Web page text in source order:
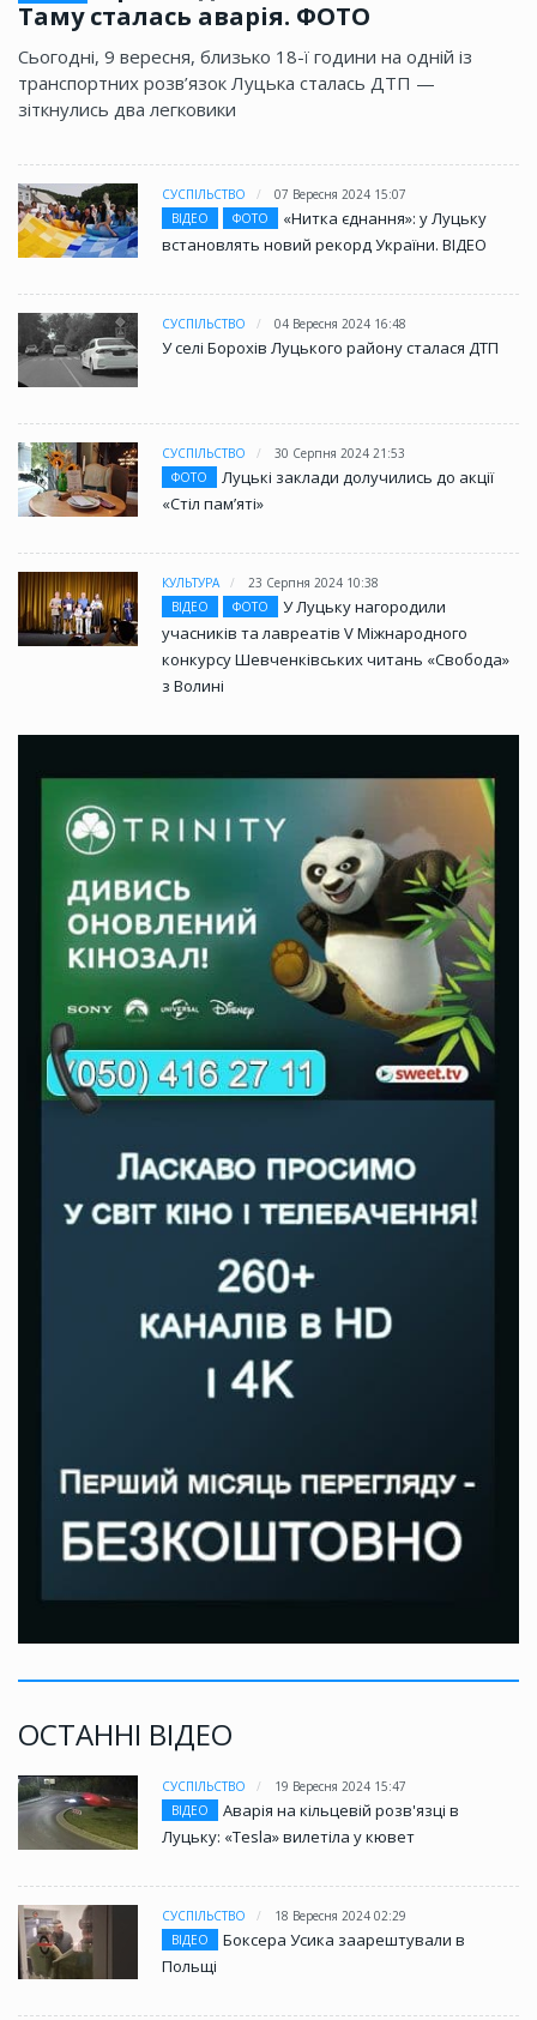
Таму сталась аварія. ФОТО
Сьогодні, 9 вересня, близько 18-ї години на одній із
транспортних розв’язок Луцька сталась ДТП —
зіткнулись два легковики
СУСПІЛЬСТВО
07 Вересня 2024 15:07
ВІДЕО
ФОТО
«Нитка єднання»: у Луцьку
встановлять новий рекорд України. ВІДЕО
СУСПІЛЬСТВО 04 Вересня 2024 16:48
У селі Борохів Луцького району сталася ДТП
СУСПІЛЬСТВО
30 Серпня 2024 21:53
ФОТО
Луцькі заклади долучились до акції
«Стіл памʼяті»
КУЛЬТУРА
23 Серпня 2024 10:38
ВІДЕО
ФОТО
У Луцьку нагородили
учасників та лавреатів V Міжнародного
конкурсу Шевченківських читань «Свобода»
з Волині
ОСТАННІ ВІДЕО
СУСПІЛЬСТВО
19 Вересня 2024 15:47
ВІДЕО
Аварія на кільцевій розв'язці в
Луцьку: «Tesla» вилетіла у кювет
СУСПІЛЬСТВО
18 Вересня 2024 02:29
ВІДЕО
Боксера Усика заарештували в
Польщі